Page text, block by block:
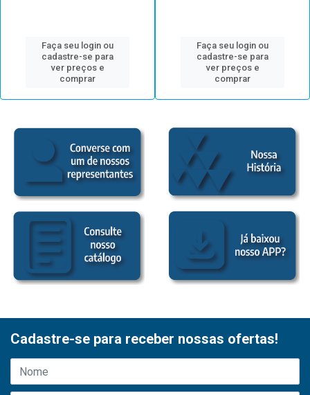
Faça seu login ou
cadastre-se para
ver preços e
comprar
Faça seu login ou
cadastre-se para
ver preços e
comprar
Cadastre-se para receber nossas ofertas!